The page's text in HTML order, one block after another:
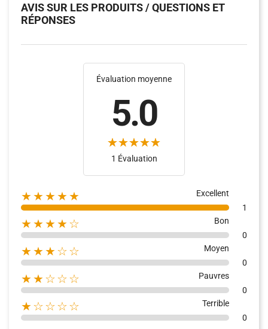
AVIS SUR LES PRODUITS / QUESTIONS ET
RÉPONSES
Évaluation moyenne
5.0
1 Évaluation
★★★★★
Excellent
1
★★★★☆
Bon
0
★★★☆☆
Moyen
0
★★☆☆☆
Pauvres
0
★☆☆☆☆
Terrible
0